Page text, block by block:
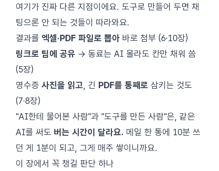
여기가 진짜 다른 지점이에요. 도구로 만들어 두면 채
팅으론 안 되는 것들이 따라와요.
결과를 엑셀·PDF 파일로 뽑아 바로 첨부 (6·10장)
링크로 팀에 공유 → 동료는 AI 몰라도 칸만 채워 씀
(5장)
영수증 사진을 읽고 , 긴 PDF를 통째로 삼키는 것도
(7·8장)
"AI한테 물어본 사람"과 "도구를 만든 사람"은, 같은
AI를 써도 버는 시간이 달라요. 메일 한 통에 10분 쓰
던 게 1분이 되고, 그게 매주 쌓이니까요.
이 장에서 꼭 챙길 판단 하나